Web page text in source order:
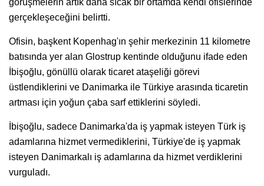
görüşmelerin artık daha sıcak bir ortamda kendi ofislerinde
gerçekleşeceğini belirtti.
Ofisin, başkent Kopenhag'ın şehir merkezinin 11 kilometre
batısında yer alan Glostrup kentinde olduğunu ifade eden
İbişoğlu, gönüllü olarak ticaret ataşeliği görevi
üstlendiklerini ve Danimarka ile Türkiye arasında ticaretin
artması için yoğun çaba sarf ettiklerini söyledi.
İbişoğlu, sadece Danimarka'da iş yapmak isteyen Türk iş
adamlarına hizmet vermediklerini, Türkiye'de iş yapmak
isteyen Danimarkalı iş adamlarına da hizmet verdiklerini
vurguladı.